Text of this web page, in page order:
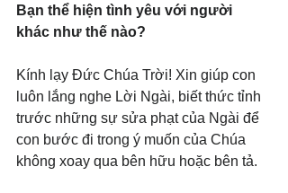
Bạn thể hiện tình yêu với người
khác như thế nào?
Kính lạy Đức Chúa Trời! Xin giúp con
luôn lắng nghe Lời Ngài, biết thức tỉnh
trước những sự sửa phạt của Ngài để
con bước đi trong ý muốn của Chúa
không xoay qua bên hữu hoặc bên tả.